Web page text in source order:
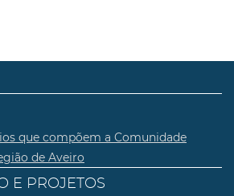
que compõem a Comunidade
de Aveiro
E PROJETOS